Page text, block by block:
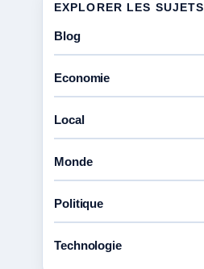
EXPLORER LES SUJETS
Blog
Economie
Local
Monde
Politique
Technologie